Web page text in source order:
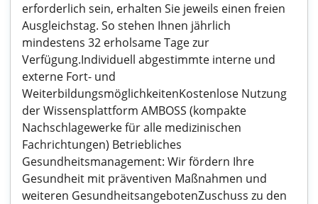
erforderlich sein, erhalten Sie jeweils einen freien
Ausgleichstag. So stehen Ihnen jährlich
mindestens 32 erholsame Tage zur
Verfügung.Individuell abgestimmte interne und
externe Fort- und
WeiterbildungsmöglichkeitenKostenlose Nutzung
der Wissensplattform AMBOSS (kompakte
Nachschlagewerke für alle medizinischen
Fachrichtungen) Betriebliches
Gesundheitsmanagement: Wir fördern Ihre
Gesundheit mit präventiven Maßnahmen und
weiteren GesundheitsangebotenZuschuss zu den